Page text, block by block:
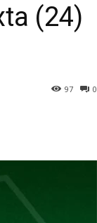
(24)
0
97